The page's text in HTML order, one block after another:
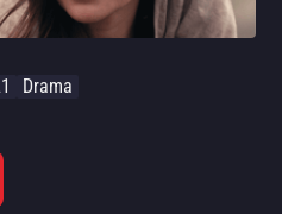
cativa o espectador mais
mas que pode soar
os temas apontados
Drama